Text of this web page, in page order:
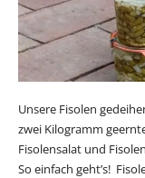
Unsere Fisolen
zwei Kilogramm
Fisolensalat und
So einfach geht’s!